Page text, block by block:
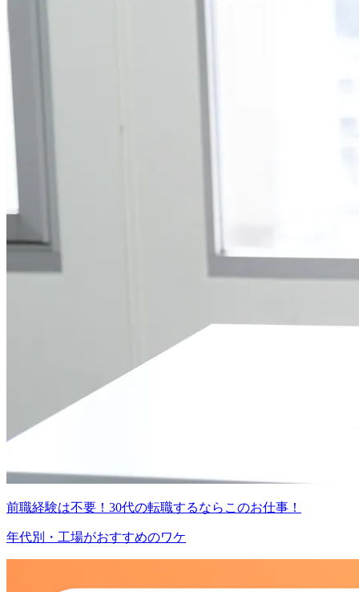
前職経験は不要！30代の転職するならこのお仕事！
年代別・工場がおすすめのワケ